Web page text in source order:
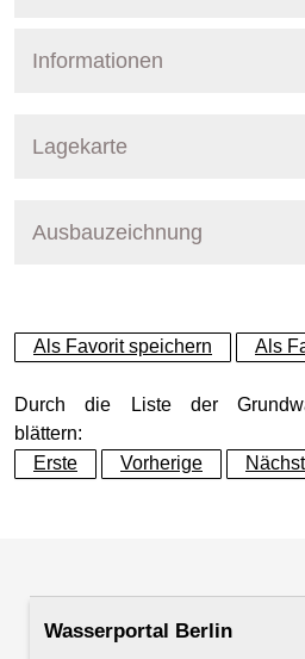
Informationen
Nummer
Ausprägung
Grundwasserleiter
Geländeoberkante (GOK)
Lagekarte
+
Ausbauzeichnung
Als Favorit speichern Als
Durch die Liste der
blättern:
Erste
Vorherige
Wasserportal Berlin